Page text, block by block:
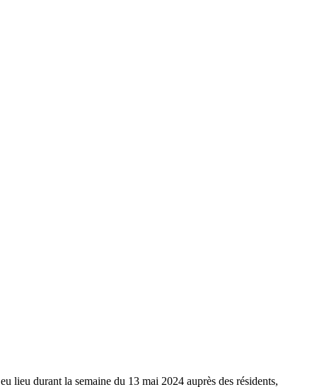
lieu durant la semaine du 13 mai 2024 auprès des résidents,